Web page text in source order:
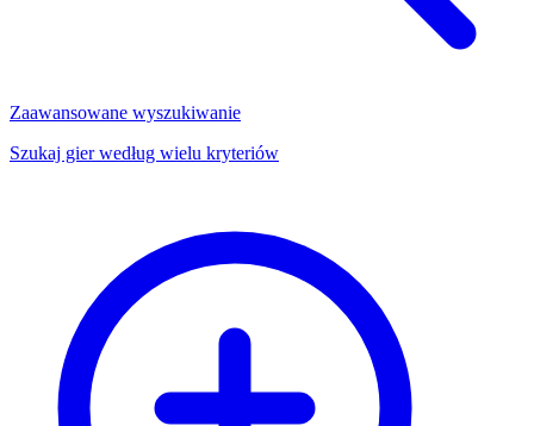
Zaawansowane wyszukiwanie
Szukaj gier według wielu kryteriów